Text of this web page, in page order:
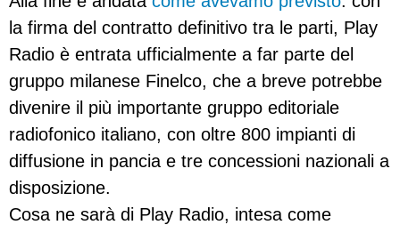
la firma del contratto definitivo tra le parti, Play
Radio è entrata ufficialmente a far parte del
gruppo milanese Finelco, che a breve potrebbe
divenire il più importante gruppo editoriale
radiofonico italiano, con oltre 800 impianti di
diffusione in pancia e tre concessioni nazionali a
disposizione.
Cosa ne sarà di Play Radio, intesa come